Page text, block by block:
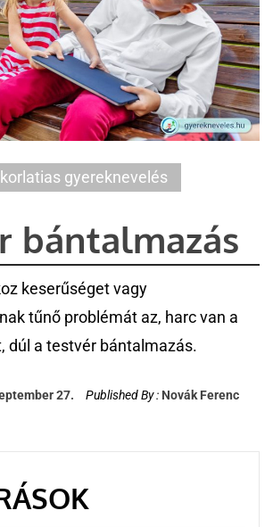
gyereknevelés
bántalmazás
keserűséget vagy
tűnő problémát az, harc van a
dúl a testvér bántalmazás.
27. Published By : Novák Ferenc